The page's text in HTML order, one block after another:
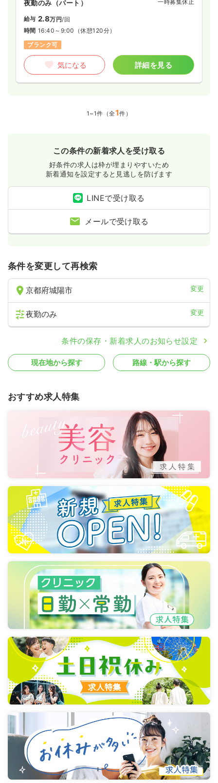
事業所等を併設した介護老人保健施設を運営しています。
夜勤のみ（パート） 一時募集休止
給与 2.8万円/回
時間 16:40～9:00 （休憩120分）
ブランク可
気になる 詳細を見る
1~1件（全1件）
この条件の新着求人を受け取る
好条件の求人は枠が埋まりやすいため
新着通知を設定すると見逃しを防げます
LINEで受け取る
メールで受け取る
条件を変更して再検索
京都府城陽市 変更
夜勤のみ 変更
条件の保存・新着求人のお知らせ設定
現在地から探す 路線・駅から探す
おすすめ求人特集